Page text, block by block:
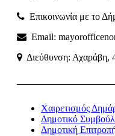
Επικοινωνία με το
Email:
Διεύθυνση:
Χαιρετισμός
Δημοτικό
Δημοτική